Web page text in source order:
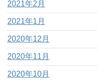
2021年2月
2021年1月
2020年12月
2020年11月
2020年10月